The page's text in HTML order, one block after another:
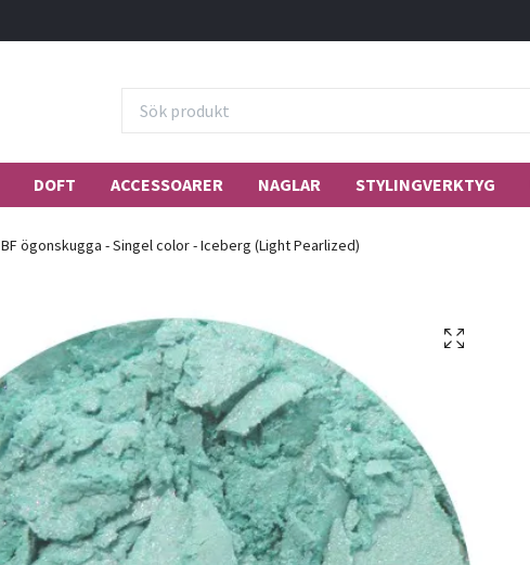
DOFT ACCESSOARER NAGLAR STYLINGVERKTYG
BF ögonskugga - Singel color - Iceberg (Light Pearlized)